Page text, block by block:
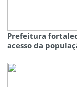
Prefeitura
acesso da